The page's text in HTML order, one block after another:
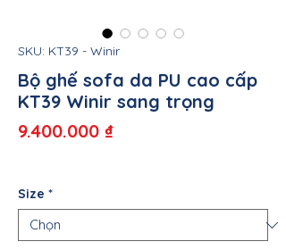
SKU: KT39 - Winir
Bộ ghế sofa da PU cao cấp
KT39 Winir sang trọng
9.400.000 ₫Giá
Size *